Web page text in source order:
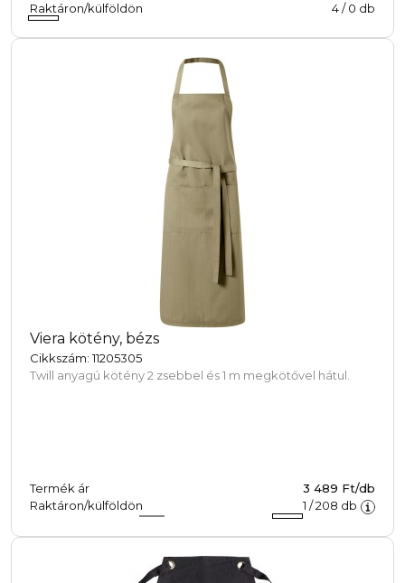
Raktáron/külföldön
4/0 db
Viera kötény, bézs
Cikkszám: 11205305
Twill anyagú kötény 2 zsebbel és 1 m megkötővel hátul.
Termék ár
3 489 Ft/db
Raktáron/külföldön
1 /208 db